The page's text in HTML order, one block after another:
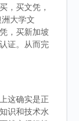
，买文凭，
大学文
，买新加坡
证。从而完
这确实是正
识和技术水